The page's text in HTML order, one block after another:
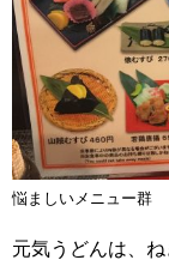
悩ましいメニュー群
元気うどんは、